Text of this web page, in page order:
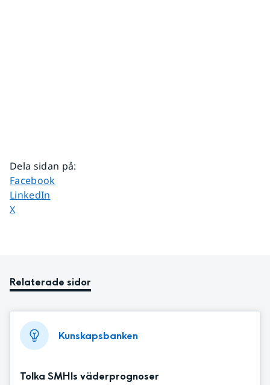
Dela sidan på:
Dela sidan på
Facebook
Dela sidan på
LinkedIn
Dela sidan på
X
Relaterade sidor
Kunskapsbanken
Tolka SMHIs väderprognoser